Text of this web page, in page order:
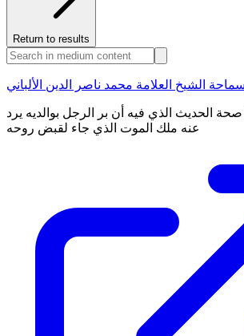
Return to results
سماحة الشيخ العلامة محمد ناصر الدين الألباني
الألباني {{9}} صحة الحديث الذي فيه أن بر الرجل بوالديه يرد
عنه ملك الموت الذي جاء لقبض روحه